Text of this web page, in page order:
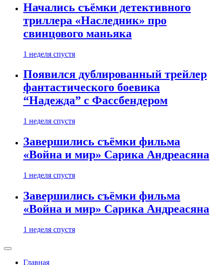
Начались съёмки детективного
триллера «Наследник» про
свинцового маньяка
1 неделя спустя
Появился дублированный трейлер
фантастического боевика
“Надежда” с Фассбендером
1 неделя спустя
Завершились съёмки фильма
«Война и мир» Сарика Андреасяна
1 неделя спустя
Завершились съёмки фильма
«Война и мир» Сарика Андреасяна
1 неделя спустя
Главная